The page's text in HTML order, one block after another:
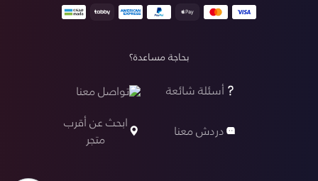
بحاجة مساعدة؟
أسئلة شائعة
تواصل معنا
دردش معنا
ابحث عن أقرب
متجر